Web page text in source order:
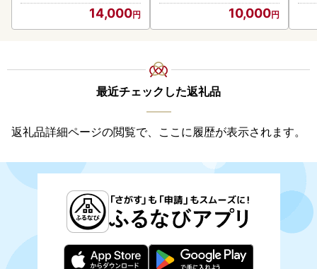
14,000 10,000
最近チェックした返礼品
返礼品詳細ページの閲覧で、ここに履歴が表示されます。